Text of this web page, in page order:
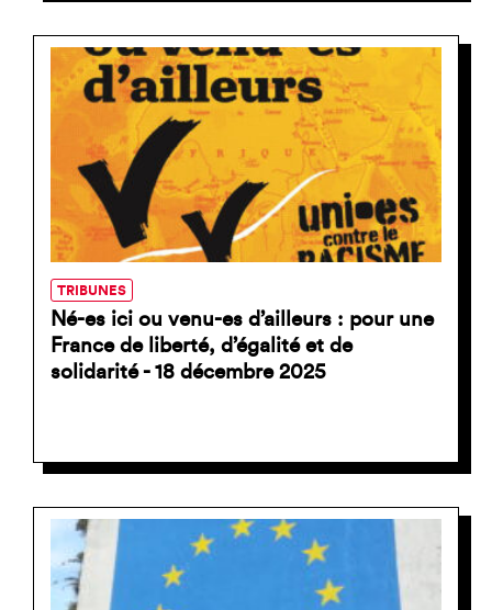
TRIBUNES
Né-es ici ou venu-es d’ailleurs : pour une
France de liberté, d’égalité et de
solidarité - 18 décembre 2025